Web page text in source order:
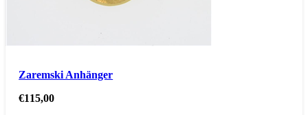
Zaremski Anhänger
€115,00